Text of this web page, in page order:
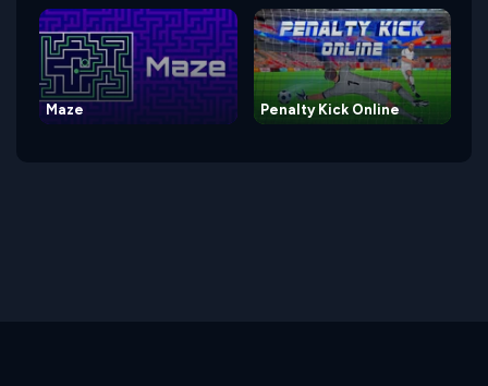
Maze Penalty Kick Online